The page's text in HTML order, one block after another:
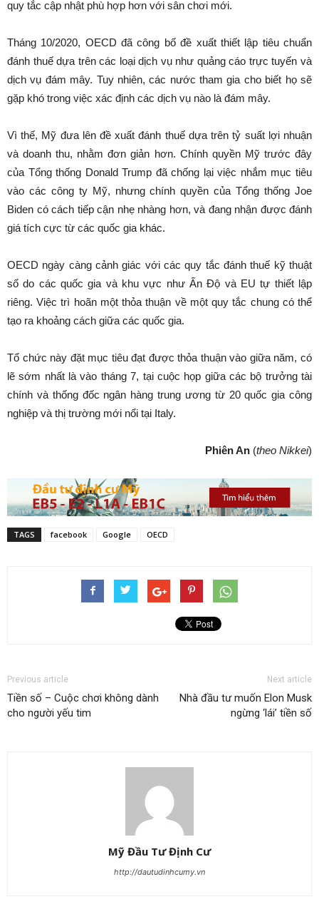
quy tắc cập nhật phù hợp hơn với sân chơi mới.
Tháng 10/2020, OECD đã công bố đề xuất thiết lập tiêu chuẩn
đánh thuế dựa trên các loại dịch vụ như quảng cáo trực tuyến và
dịch vụ đám mây. Tuy nhiên, các nước tham gia cho biết họ sẽ
gặp khó trong việc xác định các dịch vụ nào là đám mây.
Vì thế, Mỹ đưa lên đề xuất đánh thuế dựa trên tỷ suất lợi nhuận
và doanh thu, nhằm đơn giản hơn. Chính quyền Mỹ trước đây
của Tổng thống Donald Trump đã chống lại việc nhắm mục tiêu
vào các công ty Mỹ, nhưng chính quyền của Tổng thống Joe
Biden có cách tiếp cận nhẹ nhàng hơn, và đang nhận được đánh
giá tích cực từ các quốc gia khác.
OECD ngày càng cảnh giác với các quy tắc đánh thuế kỹ thuật
số do các quốc gia và khu vực như Ấn Độ và EU tự thiết lập
riêng. Việc trì hoãn một thỏa thuận về một quy tắc chung có thể
tạo ra khoảng cách giữa các quốc gia.
Tổ chức này đặt mục tiêu đạt được thỏa thuận vào giữa năm, có
lẽ sớm nhất là vào tháng 7, tại cuộc họp giữa các bộ trưởng tài
chính và thống đốc ngân hàng trung ương từ 20 quốc gia công
nghiệp và thị trường mới nổi tại Italy.
Phiên An (theo Nikkei)
TAGS facebook Google OECD
Previous article
Tiền số – Cuộc chơi không dành
cho người yếu tim
Next article
Nhà đầu tư muốn Elon Musk
ngừng ‘lái’ tiền số
Mỹ Đầu Tư Định Cư
http://dautudinhcumy.vn